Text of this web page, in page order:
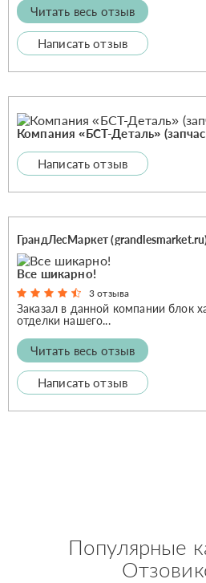
Читать весь отзыв
Написать отзыв
Компания «БСТ-Деталь»
Написать отзыв
ГрандЛесМаркет
Все шикарно!
3 отзыва
Заказал в данной компании блок
отделки нашего...
Читать весь отзыв
Написать отзыв
Популярные